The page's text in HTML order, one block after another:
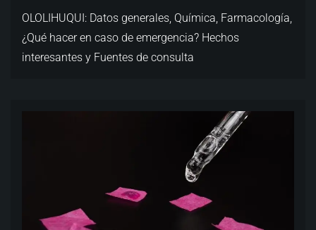
OLOLIHUQUI: Datos generales, Química, Farmacología,
¿Qué hacer en caso de emergencia? Hechos
interesantes y Fuentes de consulta